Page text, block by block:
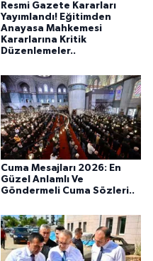
Resmi Gazete Kararları
Yayımlandı! Eğitimden
Anayasa Mahkemesi
Kararlarına Kritik
Düzenlemeler..
Cuma Mesajları 2026: En
Güzel Anlamlı Ve
Göndermeli Cuma Sözleri..